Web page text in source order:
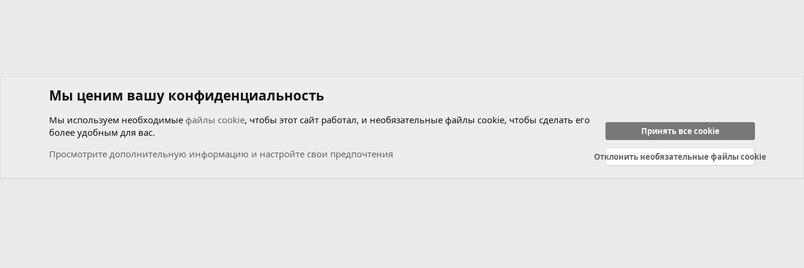
Форумы
Политика конфиденциальности Справка Главная
R
Мы ценим вашу конфиденциальность
Мы используем необходимые файлы cookie, чтобы этот сайт работал, и необязательные файлы cookie, чтобы сделать его
более удобным для вас.
Просмотрите дополнительную информацию и настройте свои предпочтения
Принять все cookie
Отклонить необязательные файлы cookie